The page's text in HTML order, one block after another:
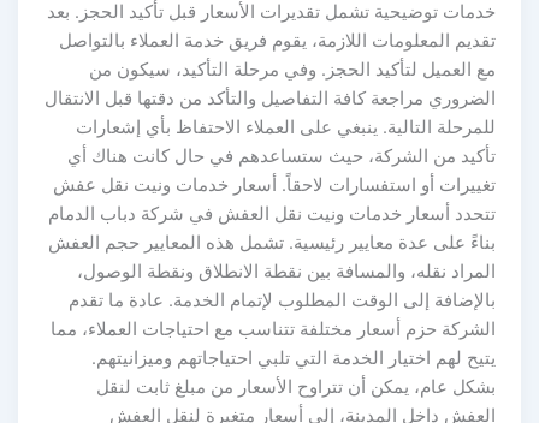
خدمات توضيحية تشمل تقديرات الأسعار قبل تأكيد الحجز. بعد
تقديم المعلومات اللازمة، يقوم فريق خدمة العملاء بالتواصل
مع العميل لتأكيد الحجز. وفي مرحلة التأكيد، سيكون من
الضروري مراجعة كافة التفاصيل والتأكد من دقتها قبل الانتقال
للمرحلة التالية. ينبغي على العملاء الاحتفاظ بأي إشعارات
تأكيد من الشركة، حيث ستساعدهم في حال كانت هناك أي
تغييرات أو استفسارات لاحقاً. أسعار خدمات ونيت نقل عفش
تتحدد أسعار خدمات ونيت نقل العفش في شركة دباب الدمام
بناءً على عدة معايير رئيسية. تشمل هذه المعايير حجم العفش
المراد نقله، والمسافة بين نقطة الانطلاق ونقطة الوصول،
بالإضافة إلى الوقت المطلوب لإتمام الخدمة. عادة ما تقدم
الشركة حزم أسعار مختلفة تتناسب مع احتياجات العملاء، مما
يتيح لهم اختيار الخدمة التي تلبي احتياجاتهم وميزانيتهم.
بشكل عام، يمكن أن تتراوح الأسعار من مبلغ ثابت لنقل
العفش داخل المدينة، إلى أسعار متغيرة لنقل العفش